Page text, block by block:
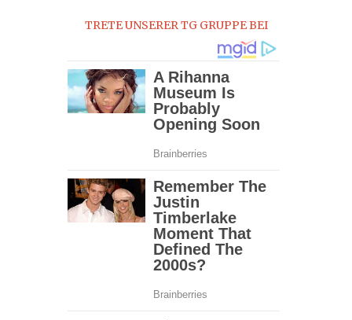
TRETE UNSERER TG GRUPPE BEI